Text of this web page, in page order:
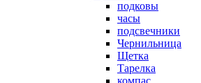
подковы
часы
подсвечники
Чернильница
Щетка
Тарелка
компас